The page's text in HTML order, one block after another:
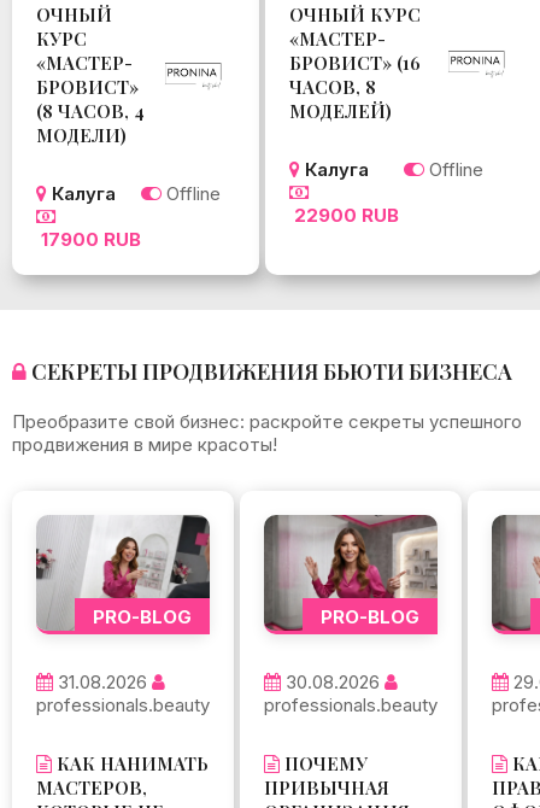
ОЧНЫЙ
КУРС
«МАСТЕР-
БРОВИСТ»
(8 ЧАСОВ, 4
МОДЕЛИ)
Калуга
Offline
17900 RUB
ОЧНЫЙ КУРС
«МАСТЕР-
БРОВИСТ» (16
ЧАСОВ, 8
МОДЕЛЕЙ)
Калуга
Offline
22900 RUB
СЕКРЕТЫ ПРОДВИЖЕНИЯ БЬЮТИ БИЗНЕСА
Преобразите свой бизнес: раскройте секреты успешного
продвижения в мире красоты!
PRO-BLOG
31.08.2026
professionals.beauty
КАК НАНИМАТЬ
МАСТЕРОВ,
PRO-BLOG
30.08.2026
professionals.beauty
ПОЧЕМУ
ПРИВЫЧНАЯ